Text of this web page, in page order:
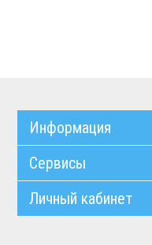
Информация
Сервисы
Личный кабинет